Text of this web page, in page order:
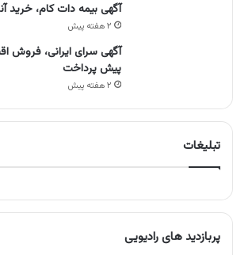
آگهی بیمه دات کام، خرید آنلاین
۲ هفته پیش
آگهی سرای ایرانی، فروش
پیش پرداخت
۲ هفته پیش
تبلیغات
پربازدید های رادیویی